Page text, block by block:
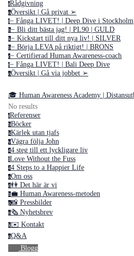
rRådgivning
oÖversikt | Gå privat ➢
f− Fånga LIVET! | Deep Dive i Stockholm
b− Bli ditt bästa jag! | PL90 | GULD
k− Kickstart till ditt nya liv! | SILVER
b− Börja LEVA på riktigt! | BRONS
c− Certifierad Human Awareness-coach
f− Fånga LIVET! | Bali Deep Dive
oÖversikt | Gå via jobbet ➢
🎓 Human Awareness Academy |
No results
rReferenser
bBöcker
kKärlek utan tjafs
vVägra följa John
44 steg till ett lyckligare liv
lLove Without the Fuss
44 Steps to a Happier Life
oOm oss
d👫 Det här är vi
h💼 Human Awareness-metoden
p📸 Pressbilder
n🗞 Nyhetsbrev
k✉️ Kontakt
qQ&A
Blogg